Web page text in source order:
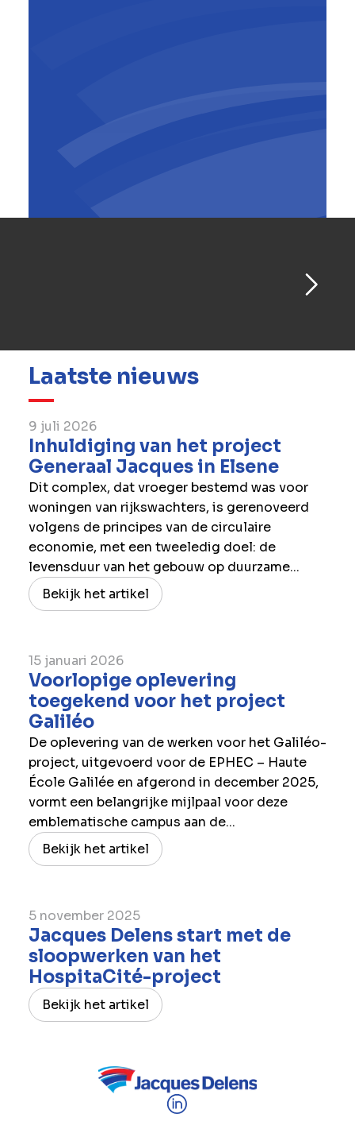
Laatste nieuws
9 juli 2026
Inhuldiging van het project
Generaal Jacques in Elsene
Dit complex, dat vroeger bestemd was voor
woningen van rijkswachters, is gerenoveerd
volgens de principes van de circulaire
economie, met een tweeledig doel: de
levensduur van het gebouw op duurzame...
Bekijk het artikel
15 januari 2026
Voorlopige oplevering
toegekend voor het project
Galiléo
De oplevering van de werken voor het Galiléo-
project, uitgevoerd voor de EPHEC – Haute
École Galilée en afgerond in december 2025,
vormt een belangrijke mijlpaal voor deze
emblematische campus aan de...
Bekijk het artikel
5 november 2025
Jacques Delens start met de
sloopwerken van het
HospitaCité-project
Bekijk het artikel